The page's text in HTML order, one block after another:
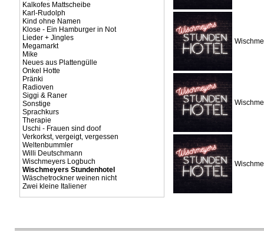
Kalkofes Mattscheibe
Karl-Rudolph
Kind ohne Namen
Klose - Ein Hamburger in Not
Lieder + Jingles
Megamarkt
Mike
Neues aus Plattengülle
Onkel Hotte
Pränki
Radioven
Siggi & Raner
Sonstige
Sprachkurs
Therapie
Uschi - Frauen sind doof
Verkorkst, vergeigt, vergessen
Weltenbummler
Willi Deutschmann
Wischmeyers Logbuch
Wischmeyers Stundenhotel
Wäschetrockner weinen nicht
Zwei kleine Italiener